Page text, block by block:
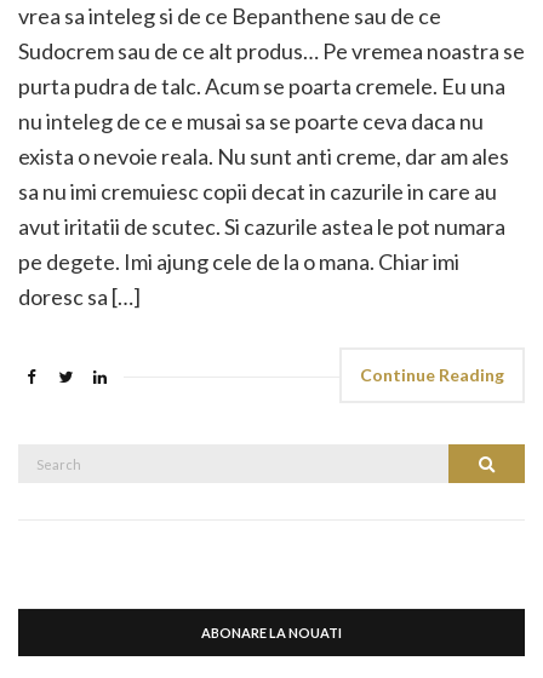
vrea sa inteleg si de ce Bepanthene sau de ce
Sudocrem sau de ce alt produs… Pe vremea noastra se
purta pudra de talc. Acum se poarta cremele. Eu una
nu inteleg de ce e musai sa se poarte ceva daca nu
exista o nevoie reala. Nu sunt anti creme, dar am ales
sa nu imi cremuiesc copii decat in cazurile in care au
avut iritatii de scutec. Si cazurile astea le pot numara
pe degete. Imi ajung cele de la o mana. Chiar imi
doresc sa […]
Continue Reading
Search
ABONARE LA NOUATI